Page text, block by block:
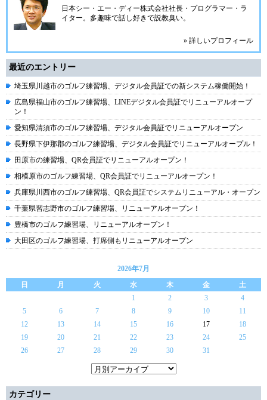
日本シー・エー・ディー株式会社社長・プログラマー・ラ
イター。多趣味で話し好きで説教臭い。
» 詳しいプロフィール
最近のエントリー
埼玉県川越市のゴルフ練習場、デジタル会員証での新システム稼働開始！
広島県福山市のゴルフ練習場、LINEデジタル会員証でリニューアルオープ
ン！
愛知県清須市のゴルフ練習場、デジタル会員証でリニューアルオープン
長野県下伊那郡のゴルフ練習場、デジタル会員証でリニューアルオープル！
田原市の練習場、QR会員証でリニューアルオープン！
相模原市のゴルフ練習場、QR会員証でリニューアルオープン！
兵庫県川西市のゴルフ練習場、QR会員証でシステムリニューアル・オープン
千葉県習志野市のゴルフ練習場、リニューアルオープン！
豊橋市のゴルフ練習場、リニューアルオープン！
大田区のゴルフ練習場、打席側もリニューアルオープン
2026年7月
日
月 火 水 木 金
土
1
2 3
4
5
6 7 8 9 10
11
12
13 14 15 16 17
18
19
20 21 22 23 24
25
26
27 28 29 30 31
カテゴリー